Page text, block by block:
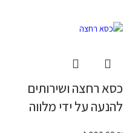
כסא רחצה ושירותים
להנעה על ידי מלווה